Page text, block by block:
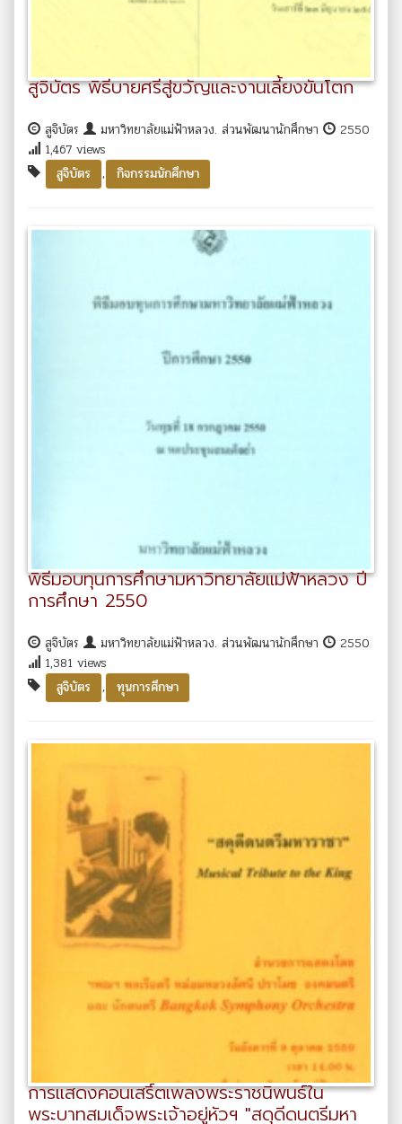
สูจิบัตร พิธีบายศรีสู่ขวัญและงานเลี้ยงขันโตก
สูจิบัตร มหาวิทยาลัยแม่ฟ้าหลวง. ส่วนพัฒนานักศึกษา
2550
1,467 views
สูจิบัตร
, กิจกรรมนักศึกษา
พิธีมอบทุนการศึกษามหาวิทยาลัยแม่ฟ้าหลวง ปี
การศึกษา 2550
สูจิบัตร มหาวิทยาลัยแม่ฟ้าหลวง. ส่วนพัฒนานักศึกษา
2550
1,381 views
สูจิบัตร
, ทุนการศึกษา
การแสดงคอนเสริ์ตเพลงพระราชนิพนธ์ใน
พระบาทสมเด็จพระเจ้าอยู่หัวฯ "สดุดีดนตรีมหา